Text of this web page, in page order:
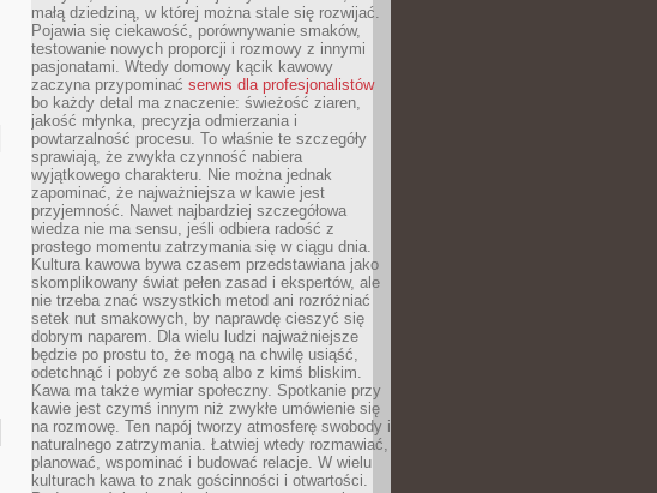
małą dziedziną, w której można stale się rozwijać.
Pojawia się ciekawość, porównywanie smaków,
testowanie nowych proporcji i rozmowy z innymi
pasjonatami. Wtedy domowy kącik kawowy
zaczyna przypominać serwis dla profesjonalistów
bo każdy detal ma znaczenie: świeżość ziaren,
jakość młynka, precyzja odmierzania i
powtarzalność procesu. To właśnie te szczegóły
sprawiają, że zwykła czynność nabiera
wyjątkowego charakteru. Nie można jednak
zapominać, że najważniejsza w kawie jest
przyjemność. Nawet najbardziej szczegółowa
wiedza nie ma sensu, jeśli odbiera radość z
prostego momentu zatrzymania się w ciągu dnia.
Kultura kawowa bywa czasem przedstawiana jako
skomplikowany świat pełen zasad i ekspertów, ale
nie trzeba znać wszystkich metod ani rozróżniać
setek nut smakowych, by naprawdę cieszyć się
dobrym naparem. Dla wielu ludzi najważniejsze
będzie po prostu to, że mogą na chwilę usiąść,
odetchnąć i pobyć ze sobą albo z kimś bliskim.
Kawa ma także wymiar społeczny. Spotkanie przy
kawie jest czymś innym niż zwykłe umówienie się
na rozmowę. Ten napój tworzy atmosferę swobody i
naturalnego zatrzymania. Łatwiej wtedy rozmawiać,
planować, wspominać i budować relacje. W wielu
kulturach kawa to znak gościnności i otwartości.